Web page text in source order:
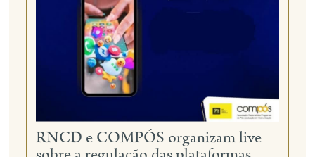
RNCD e COMPÓS organizam live